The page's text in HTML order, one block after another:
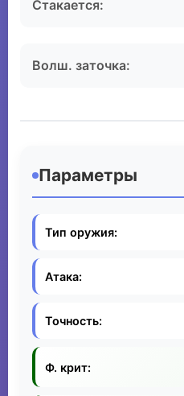
Стакается:
Волш. заточка:
Параметры
Тип оружия:
Атака:
Точность:
Ф. крит: